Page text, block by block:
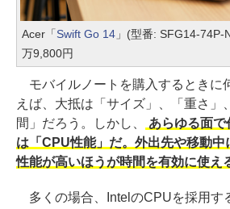
Acer「Swift Go 14」(型番: SFG14-74P-
万9,800円
モバイルノートを購入するときに
えば、大抵は「サイズ」、「重さ」
間」だろう。しかし、
あらゆる面
は「CPU性能」だ。外出先や移動中
性能が高いほうが時間を有効に使え
多くの場合、IntelのCPUを採用す